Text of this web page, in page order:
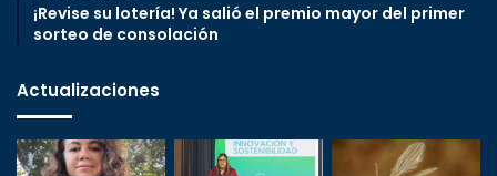
¡Revise su lotería! Ya salió el premio mayor del primer
sorteo de consolación
Actualizaciones